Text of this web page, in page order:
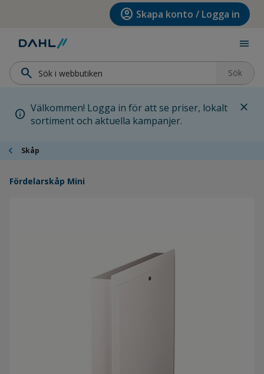
Hoppa till huvudinnehållet account_circle Skapa konto / Logga in
menu
search Sök
info Välkommen! Logga in för att se priser, lokalt
sortiment och aktuella kampanjer.
close
chevron_left Skåp
Fördelarskåp Mini